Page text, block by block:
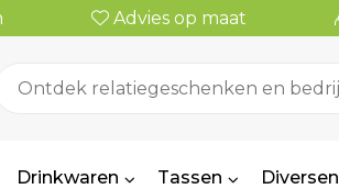
Advies op maat
Drinkwaren Tassen Diversen